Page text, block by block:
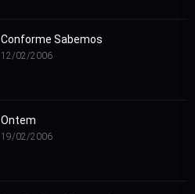
Conforme Sabemos
12/02/2006
Ontem
19/02/2006